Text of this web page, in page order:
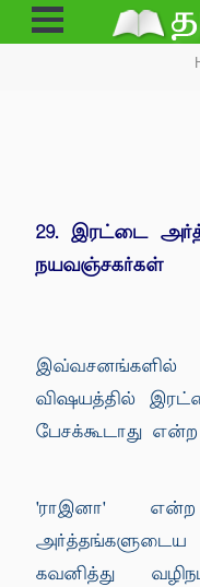
Open
Menu
29. இரட்டை
நயவஞ்சகர்கள்
விஷயத்தில்
பேசக்கூடாது
'ராஇனா'
கவனித்து